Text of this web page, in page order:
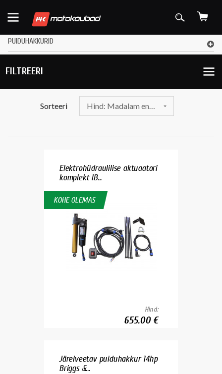
PUIDUHAKKURID
FILTREERI
Sorteeri Hind: Madalam enne
Elektrohüdraulilise aktuaatori
komplekt IB...
KOHE OLEMAS
Hind:
655.00 €
Järelveetav puiduhakkur 14hp
Briggs &...